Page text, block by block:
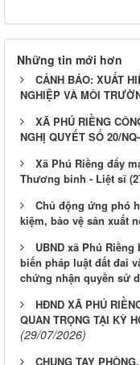
Những tin mới hơn
CẢNH BÁO: XUẤT
NGHIỆP VÀ MÔI
XÃ PHÚ RIỀNG
NGHỊ QUYẾT SỐ 20/
Xã Phú Riềng đẩy
Thương binh - Liệt sĩ
Chủ động ứng phó
kiệm, bảo vệ sản xuất
UBND xã Phú
biến pháp luật đất đai
chứng nhận quyền sử
HĐND XÃ PHÚ
QUAN TRỌNG TẠI KỲ
(29/07/2026)
CHUNG TAY